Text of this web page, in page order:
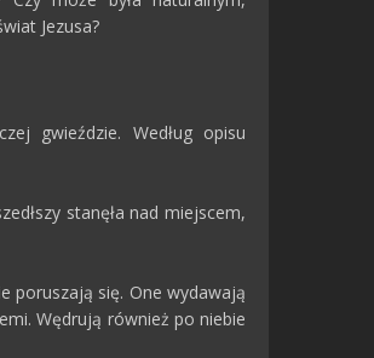
Jezusa?
gwieździe. Według opisu
stanęła nad miejscem,
poruszają się. One wydawają
Wędrują również po niebie